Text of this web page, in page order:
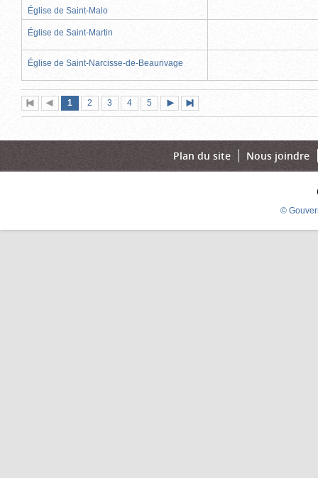
Église de Saint-Malo
Église de Saint-Martin
Église de Saint-Narcisse-de-Beaurivage
Première
page
Page
précédente
Page
1 (page
actuelle)
Page
2 Page
3 Page
4 Page
5
suivante
page
Plan du site Nous joindre
©